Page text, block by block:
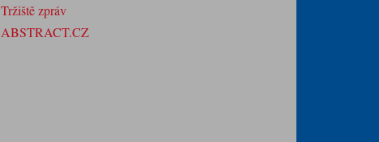
Tržiště zpráv
ABSTRACT.CZ